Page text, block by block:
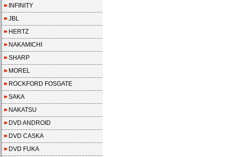
INFINITY
JBL
HERTZ
NAKAMICHI
SHARP
MOREL
ROCKFORD FOSGATE
SAKA
NAKATSU
DVD ANDROID
DVD CASKA
DVD FUKA